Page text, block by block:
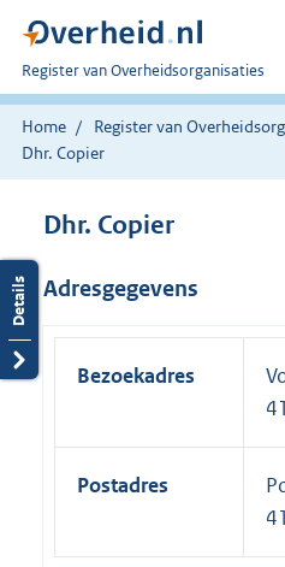
U
bent
nu
hier:
Register van Overheidsorganisaties
Home Register van
Dhr. Copier
Dhr. Copier
Adresgegevens
Bezoekadres
Postadres